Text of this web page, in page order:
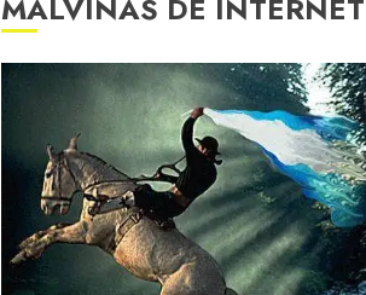
MALVINAS DE INTERNET